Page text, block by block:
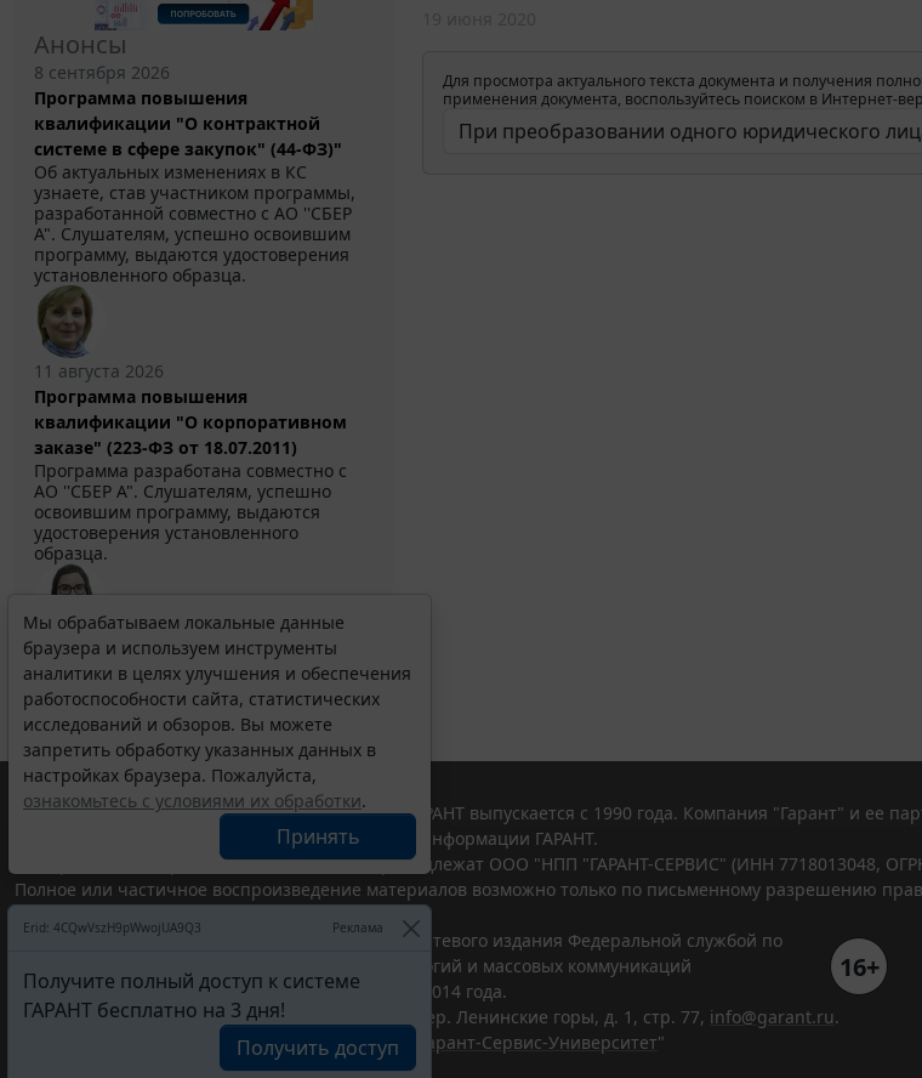
Анонсы
8 сентября 2026
Программа повышения
квалификации "О контрактной
системе в сфере закупок" (44-ФЗ)"
Об актуальных изменениях в КС
узнаете, став участником программы,
разработанной совместно с АО ''СБЕР
А". Слушателям, успешно освоившим
программу, выдаются удостоверения
установленного образца.
11 августа 2026
Программа повышения
квалификации "О корпоративном
заказе" (223-ФЗ от 18.07.2011)
Программа разработана совместно с
АО ''СБЕР А". Слушателям, успешно
освоившим программу, выдаются
удостоверения установленного
образца.
Выберите тему программы повышения квалификации
для юристов ...
Для просмотра актуального текста документа и получения
применения документа, воспользуйтесь поиском в Интернет-
Мы обрабатываем локальные данные
браузера и используем инструменты
аналитики в целях улучшения и обеспечения
работоспособности сайта, статистических
исследований и обзоров. Вы можете
запретить обработку указанных данных в
настройках браузера. Пожалуйста,
ознакомьтесь с условиями их обработки.
Принять
Erid: 4CQwVszH9pWwojUA9Q3 Реклама
Получите полный доступ к системе
ГАРАНТ бесплатно на 3 дня!
Получить доступ
© ООО "НПП "ГАРАНТ-СЕРВИС", 2026. Система ГАРАНТ выпускается с 1990 года. Компания "Гарант" и ее
участниками Российской ассоциации правовой информации ГАРАНТ.
Все права на материалы сайта ГАРАНТ.РУ принадлежат ООО "НПП "ГАРАНТ-СЕРВИС" (ИНН 7718013048,
Полное или частичное воспроизведение материалов возможно только по письменному разрешению
Портал ГАРАНТ.РУ зарегистрирован в качестве сетевого издания Федеральной службой по
надзору в сфере связи,информационных технологий и массовых коммуникаций
(Роскомнадзором), Эл № ФС77-58365 от 18 июня 2014 года.
16+
ООО "НПП "ГАРАНТ-СЕРВИС", 119234, г. Москва, тер. Ленинские горы, д. 1, стр. 77, info@garant.ru.
Разработчик ЭПС Система ГАРАНТ – ООО "НПП "
Гарант-Сервис-Университет"